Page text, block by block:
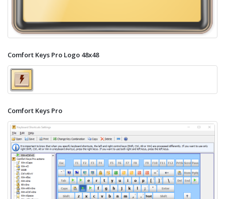
Comfort Keys Pro Logo 48x48
Comfort Keys Pro